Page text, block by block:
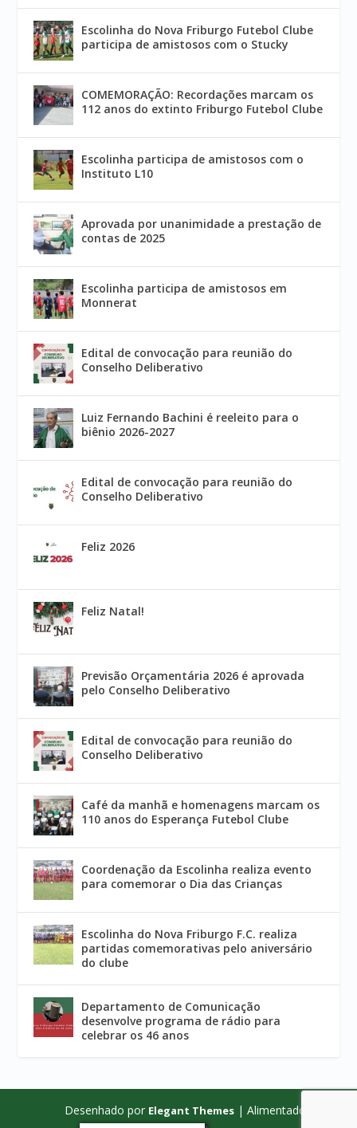
Escolinha do Nova Friburgo Futebol Clube
participa de amistosos com o Stucky
COMEMORAÇÃO: Recordações marcam os
112 anos do extinto Friburgo Futebol Clube
Escolinha participa de amistosos com o
Instituto L10
Aprovada por unanimidade a prestação de
contas de 2025
Escolinha participa de amistosos em
Monnerat
Edital de convocação para reunião do
Conselho Deliberativo
Luiz Fernando Bachini é reeleito para o
biênio 2026-2027
Edital de convocação para reunião do
Conselho Deliberativo
Feliz 2026
Feliz Natal!
Previsão Orçamentária 2026 é aprovada
pelo Conselho Deliberativo
Edital de convocação para reunião do
Conselho Deliberativo
Café da manhã e homenagens marcam os
110 anos do Esperança Futebol Clube
Coordenação da Escolinha realiza evento
para comemorar o Dia das Crianças
Escolinha do Nova Friburgo F.C. realiza
partidas comemorativas pelo aniversário
do clube
Departamento de Comunicação
desenvolve programa de rádio para
celebrar os 46 anos
Desenhado por Elegant Themes| Alimentado por